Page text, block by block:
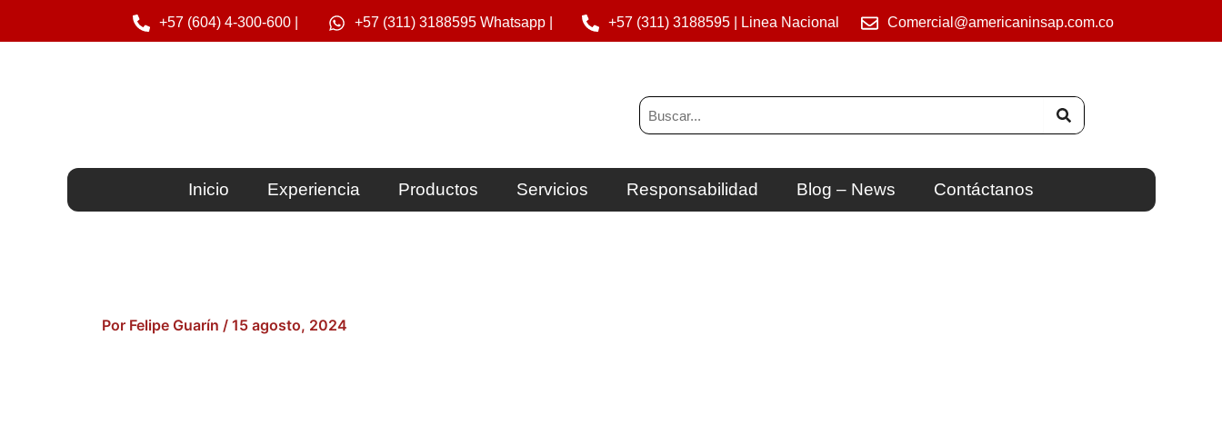
+57 (604) 4-300-600 | +57 (311) 3188595 Whatsapp | +57 (311) 3188595 | Linea Nacional Comercial@americaninsap.com.co
Inicio Experiencia Productos Servicios Responsabilidad Blog – News Contáctanos
Por Felipe Guarín / 15 agosto, 2024